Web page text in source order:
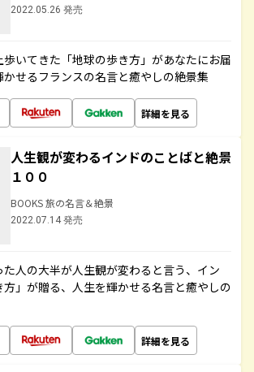
2022.05.26 発売
いてきた「地球の歩き方」があなたにお届
かせるフランスの名言と癒やしの絶景集
詳細を見る
人生観が変わるインドのことばと絶景
１００
BOOKS 旅の名言＆絶景
2022.07.14 発売
人の大半が人生観が変わると言う、イン
方」が贈る、人生を輝かせる名言と癒やしの
詳細を見る